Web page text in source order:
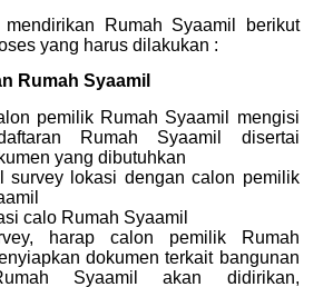
Rumah Syaamil berikut
yang harus dilakukan :
Rumah Syaamil
pemilik Rumah Syaamil mengisi
Rumah Syaamil disertai
yang dibutuhkan
survey lokasi dengan calon pemilik
calo Rumah Syaamil
harap calon pemilik Rumah
dokumen terkait bangunan
Syaamil akan didirikan,